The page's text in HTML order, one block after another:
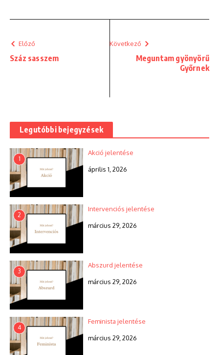
Előző
Száz sasszem
Következő
Meguntam gyönyörű
Győrnek
Legutóbbi bejegyzések
1
Akció jelentése
április 1, 2026
2
Intervenciós jelentése
március 29, 2026
3
Abszurd jelentése
március 29, 2026
4
Feminista jelentése
március 29, 2026